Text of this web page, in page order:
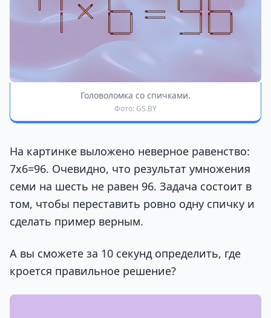
Головоломка со спичками.
Фото: GS.BY
На картинке выложено неверное равенство:
7х6=96. Очевидно, что результат умножения
семи на шесть не равен 96. Задача состоит в
том, чтобы переставить ровно одну спичку и
сделать пример верным.
А вы сможете за 10 секунд определить, где
кроется правильное решение?